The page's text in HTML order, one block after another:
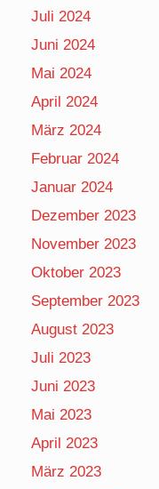
Juli 2024
Juni 2024
Mai 2024
April 2024
März 2024
Februar 2024
Januar 2024
Dezember 2023
November 2023
Oktober 2023
September 2023
August 2023
Juli 2023
Juni 2023
Mai 2023
April 2023
März 2023